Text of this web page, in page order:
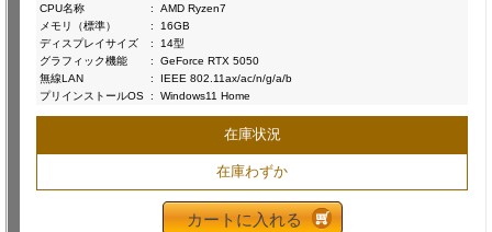
CPU名称
:
AMD Ryzen7
メモリ（標準）
:
16GB
ディスプレイサイズ
:
14型
グラフィック機能
:
GeForce RTX 5050
無線LAN
:
IEEE 802.11ax/ac/n/g/a/b
プリインストールOS : Windows11 Home
在庫状況
在庫わずか
カートに入れる